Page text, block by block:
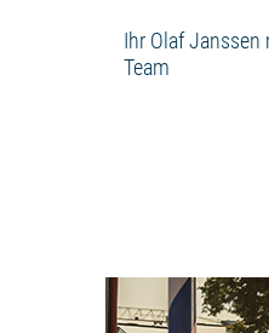
Ihr Olaf
Team